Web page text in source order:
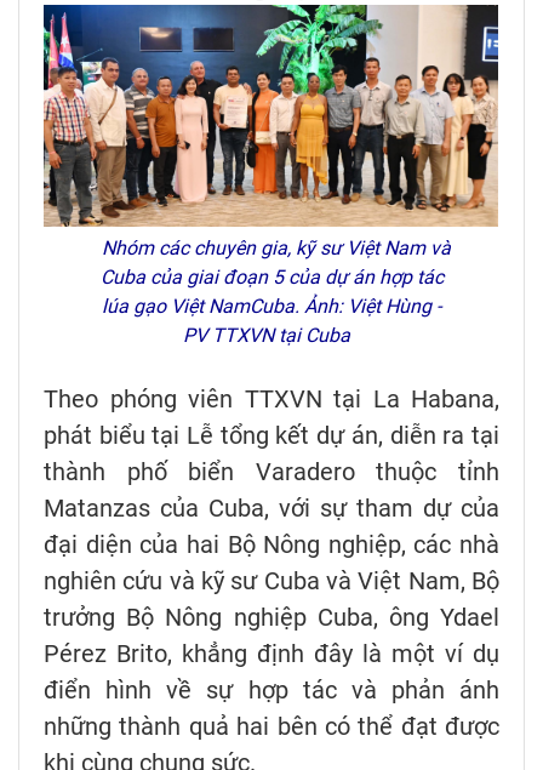
Nhóm các chuyên gia, kỹ sư Việt Nam và
Cuba của giai đoạn 5 của dự án hợp tác
lúa gạo Việt NamCuba. Ảnh: Việt Hùng -
PV TTXVN tại Cuba
Theo phóng viên TTXVN tại La Habana,
phát biểu tại Lễ tổng kết dự án, diễn ra tại
thành phố biển Varadero thuộc tỉnh
Matanzas của Cuba, với sự tham dự của
đại diện của hai Bộ Nông nghiệp, các nhà
nghiên cứu và kỹ sư Cuba và Việt Nam, Bộ
trưởng Bộ Nông nghiệp Cuba, ông Ydael
Pérez Brito, khẳng định đây là một ví dụ
điển hình về sự hợp tác và phản ánh
những thành quả hai bên có thể đạt được
khi cùng chung sức.